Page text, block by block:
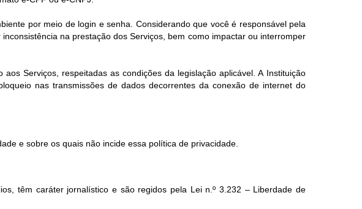
por meio de login e senha. Considerando que você é responsável pela
na prestação dos Serviços, bem como impactar ou interromper
Serviços, respeitadas as condições da legislação aplicável. A Instituição
nas transmissões de dados decorrentes da conexão de internet do
e sobre os quais não incide essa política de privacidade.
têm caráter jornalístico e são regidos pela Lei n.º 3.232 – Liberdade de